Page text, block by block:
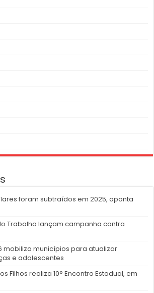
foram subtraídos em 2025, aponta
Trabalho lançam campanha contra
mobiliza municípios para atualizar
e adolescentes
Filhos realiza 10° Encontro Estadual, em